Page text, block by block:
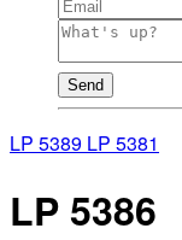
Send
LP 5389 LP 5381
LP 5386